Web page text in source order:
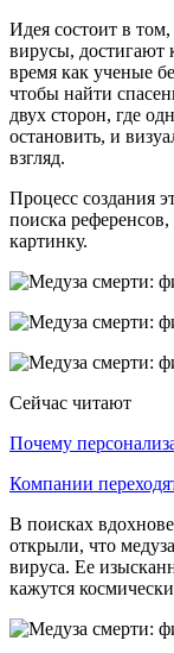
Идея состоит в
вирусы, достигают
время как ученые
чтобы найти
двух сторон, где
остановить, и
взгляд.
Процесс создания
поиска
картинку.
Сейчас читают
Почему
Компании
В поисках
открыли, что
вируса. Ее
кажутся